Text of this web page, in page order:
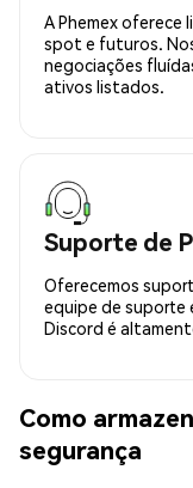
A Phemex oferece
spot e futuros.
negociações
ativos listados.
Suporte de
Oferecemos
equipe de suporte
Discord é
Como
segurança